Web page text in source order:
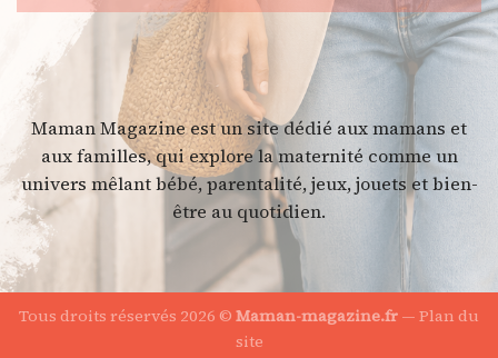
Maman Magazine est un site dédié aux mamans et
aux familles, qui explore la maternité comme un
univers mêlant bébé, parentalité, jeux, jouets et bien-
être au quotidien.
Tous droits réservés 2026 © Maman-magazine.fr — Plan du
site